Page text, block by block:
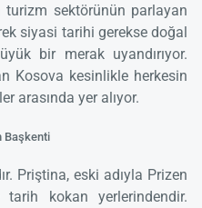
turizm sektörünün parlayan
siyasi tarihi gerekse doğal
bir merak uyandırıyor.
Kosova kesinlikle herkesin
arasında yer alıyor.
Başkenti
Priştina, eski adıyla Prizen
tarih kokan yerlerindendir.